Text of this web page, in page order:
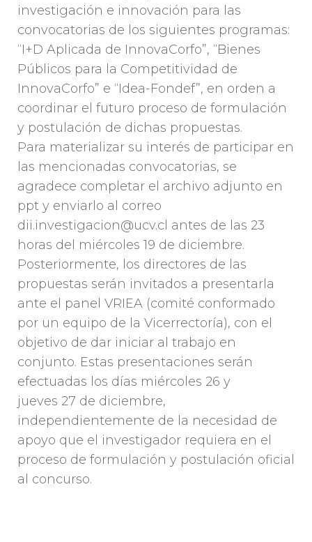
investigación e innovación para las
convocatorias de los siguientes programas:
“I+D Aplicada de InnovaCorfo”, “Bienes
Públicos para la Competitividad de
InnovaCorfo” e “Idea-Fondef”, en orden a
coordinar el futuro proceso de formulación
y postulación de dichas propuestas.
Para materializar su interés de participar en
las mencionadas convocatorias, se
agradece completar el archivo adjunto en
ppt y enviarlo al correo
dii.investigacion@ucv.cl antes de las 23
horas del miércoles 19 de diciembre.
Posteriormente, los directores de las
propuestas serán invitados a presentarla
ante el panel VRIEA (comité conformado
por un equipo de la Vicerrectoría), con el
objetivo de dar iniciar al trabajo en
conjunto. Estas presentaciones serán
efectuadas los días miércoles 26 y
jueves 27 de diciembre,
independientemente de la necesidad de
apoyo que el investigador requiera en el
proceso de formulación y postulación oficial
al concurso.